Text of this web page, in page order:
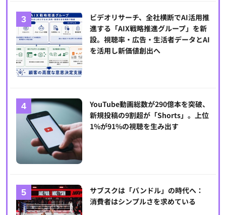
ビデオリサーチ、全社横断でAI活用推
進する「AIX戦略推進グループ」を新
設。視聴率・広告・生活者データとAI
を活用し新価値創出へ
YouTube動画総数が290億本を突破、
新規投稿の9割超が「Shorts」。上位
1%が91%の視聴を生み出す
サブスクは「バンドル」の時代へ：
消費者はシンプルさを求めている